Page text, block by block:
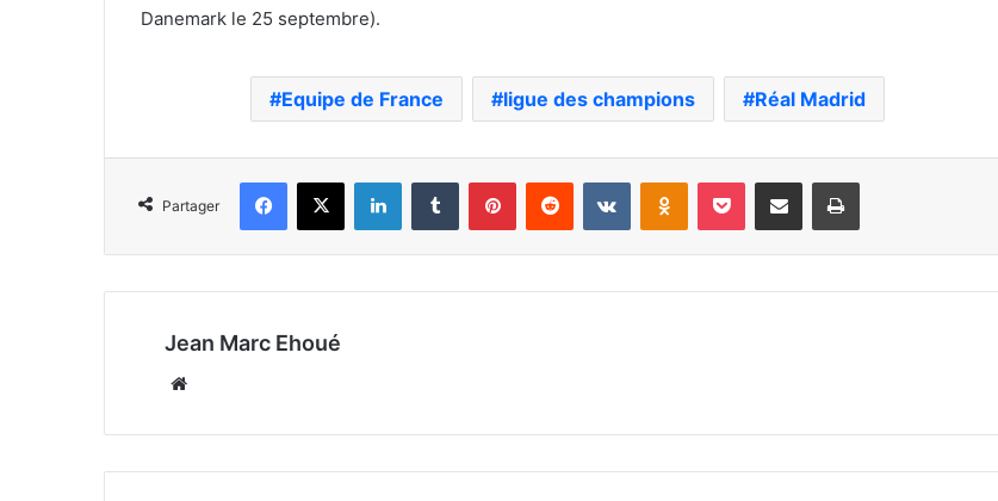
Danemark le 25 septembre).
Equipe de France ligue des champions Réal Madrid
Partager
Facebook
X LinkedinTumblr PinterestReddit VKontakteOdnoklassniki
Pocket Partager par email Imprimer
Jean Marc Ehoué